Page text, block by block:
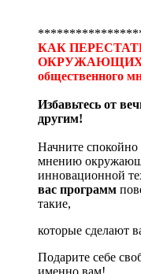
КАК
ОКРУЖАЮЩИХ.
общественного
Избавьтесь от
другим!
Начните спокойно
мнению
инновационной
вас программ
такие,
которые сделают
Подарите себе
именно вам!